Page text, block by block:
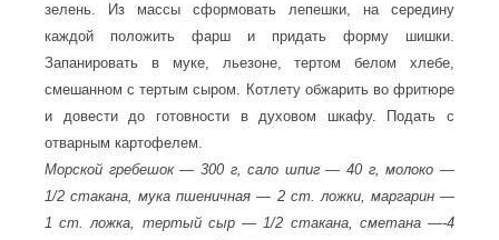
зелень. Из массы сформовать лепешки, на середину
каждой положить фарш и придать форму шишки.
Запанировать в муке, льезоне, тертом белом хлебе,
смешанном с тертым сыром. Котлету обжарить во фритюре
и довести до готовности в духовом шкафу. Подать с
отварным картофелем.
Морской гребешок — 300 г, сало шпиг — 40 г, молоко —
1/2 стакана, мука пшеничная — 2 ст. ложки, маргарин —
1 ст. ложка, тертый сыр — 1/2 стакана, сметана —-4